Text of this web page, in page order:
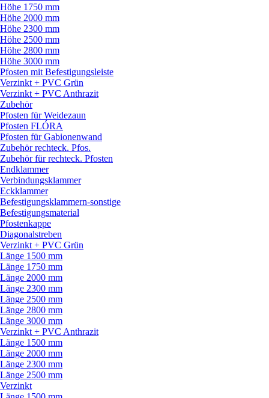
Höhe 1750 mm
Höhe 2000 mm
Höhe 2300 mm
Höhe 2500 mm
Höhe 2800 mm
Höhe 3000 mm
Pfosten mit Befestigungsleiste
Verzinkt + PVC Grün
Verzinkt + PVC Anthrazit
Zubehör
Pfosten für Weidezaun
Pfosten FLÓRA
Pfosten für Gabionenwand
Zubehör rechteck. Pfos.
Zubehör für rechteck. Pfosten
Endklammer
Verbindungsklammer
Eckklammer
Befestigungsklammern-sonstige
Befestigungsmaterial
Pfostenkappe
Diagonalstreben
Verzinkt + PVC Grün
Länge 1500 mm
Länge 1750 mm
Länge 2000 mm
Länge 2300 mm
Länge 2500 mm
Länge 2800 mm
Länge 3000 mm
Verzinkt + PVC Anthrazit
Länge 1500 mm
Länge 2000 mm
Länge 2300 mm
Länge 2500 mm
Verzinkt